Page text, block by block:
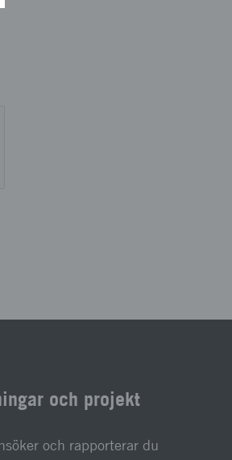
och projekt
och rapporterar du